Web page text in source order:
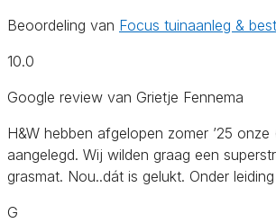
Beoordeling van Focus tuinaanleg &
10.0
Google review van Grietje Fennema
H&W hebben afgelopen zomer ’25
aangelegd. Wij wilden graag een
grasmat. Nou..dát is gelukt. Onder
G